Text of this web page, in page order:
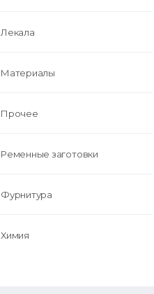
Лекала
Материалы
Прочее
Ременные заготовки
Фурнитура
Химия